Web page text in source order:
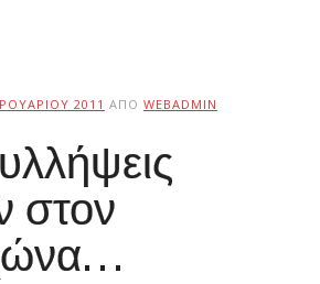
2011 ΑΠΌ WEBADMIN
στον